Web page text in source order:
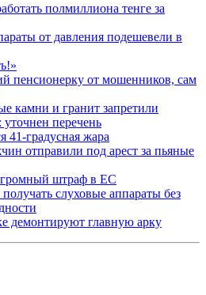
полмиллиона тенге за
от давления подешевели в
пенсионерку от мошенников, сам
камни и гранит запретили
уточнен перечень
41-градусная жара
отправили под арест за пьяные
штраф в ЕС
слуховые аппараты без
демонтируют главную арку